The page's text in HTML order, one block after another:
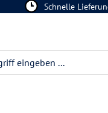
Schnelle